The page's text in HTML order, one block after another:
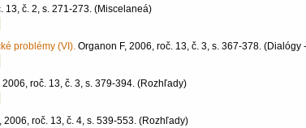
13, č. 2, s. 271-273. (Miscelaneá)
problémy (VI). Organon F, 2006, roč. 13, č. 3, s. 367-378. (Dialógy
2006, roč. 13, č. 3, s. 379-394. (Rozhľady)
2006, roč. 13, č. 4, s. 539-553. (Rozhľady)